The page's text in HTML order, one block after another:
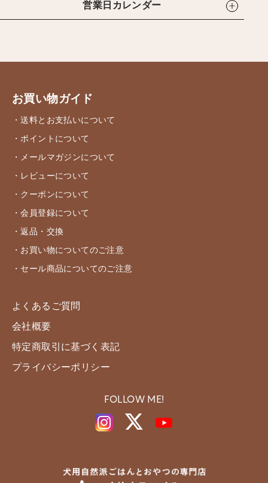
営業日カレンダー
お買い物ガイド
・送料とお支払いについて
・ポイントについて
・メールマガジンについて
・レビューについて
・クーポンについて
・会員登録について
・返品・交換
・お買い物についてのご注意
・セール商品についてのご注意
よくあるご質問
会社概要
特定商取引に基づく表記
プライバシーポリシー
FOLLOW ME!